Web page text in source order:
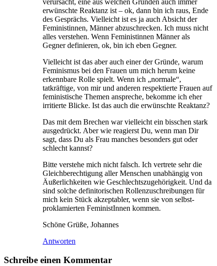
verursacht, eine aus welchen Gründen auch immer
erwünschte Reaktanz ist – ok, dann bin ich raus, Ende
des Gesprächs. Vielleicht ist es ja auch Absicht der
Feministinnen, Männer abzuschrecken. Ich muss nicht
alles verstehen. Wenn Feministinnen Männer als
Gegner definieren, ok, bin ich eben Gegner.
Vielleicht ist das aber auch einer der Gründe, warum
Feminismus bei den Frauen um mich herum keine
erkennbare Rolle spielt. Wenn ich „normale“,
tatkräftige, von mir und anderen respektierte Frauen auf
feministische Themen anspreche, bekomme ich eher
irritierte Blicke. Ist das auch die erwünschte Reaktanz?
Das mit dem Brechen war vielleicht ein bisschen stark
ausgedrückt. Aber wie reagierst Du, wenn man Dir
sagt, dass Du als Frau manches besonders gut oder
schlecht kannst?
Bitte verstehe mich nicht falsch. Ich vertrete sehr die
Gleichberechtigung aller Menschen unabhängig von
Äußerlichkeiten wie Geschlechtszugehörigkeit. Und da
sind solche definitorischen Rollenzuschreibungen für
mich kein Stück akzeptabler, wenn sie von selbst-
proklamierten FeministInnen kommen.
Schöne Grüße, Johannes
Antworten
Schreibe einen Kommentar